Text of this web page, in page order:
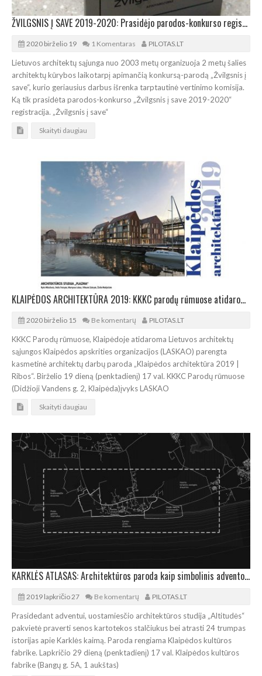
ŽVILGSNIS Į SAVE 2019-2020: Prasidėjo parodos-konkurso registracija
2020 birželio 19 1 Komentaras PILOTAS.LT
Lietuvos architektų sąjunga nuo 2003 metų organizuoja 2 metų šalies
architektų kūrybos laikotarpį apimančią konkursą-parodą „Žvilgsnis į
save“, kurio geriausius darbus išrenka tarptautinė vertinimo komisija.
Ką tik prasidėta parodos-konkurso „Žvilgsnis į save 2019-2020“
registracija. „Žvilgsnis į save“
Skaityti daugiau
KLAIPĖDOS ARCHITEKTŪRA 2019: KKKC parodų rūmuose atidaroma paroda „Ribos“
2020 birželio 15 Be komentarų PILOTAS.LT
KKKC Parodų rūmuose, Klaipėdoje atidaroma Lietuvos architektų
sąjungos Klaipėdos apskrities organizacijos (LASKAO) parengta
kasmetinė architektų darbų paroda „Klaipėdos architektūra 2019 |
Ribos“. Birželio 19 dieną (penktadienį) 17 val. KKKC Parodų rūmuose
(Didžioji Vandens g. 2, Klaipėda)įvyks LASKAO
Skaityti daugiau
KARKLĖS ATLASAS: Architektūros paroda kaip simbolinis advento kalendorius
2019 lapkričio 27 Be komentarų PILOTAS.LT
Prasidedant adventui, uostamiesčio architektūros studija „Altitudės“
pakvietė praverti senos kartotekos stalčiukus bei atrasti 24 trumpas
istorijas apie Karklės kaimą. Paroda rengiama Klaipėdos kultūros
fabrike. Lapkričio 29 dieną (penktadienį) 17 val. Klaipėdos kultūros
fabrike (Bangų g. 5A, 1 aukštas)